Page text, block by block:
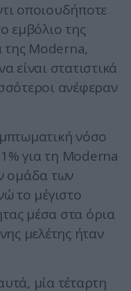
οποιουδήποτε
εμβόλιο της
της Moderna,
είναι στατιστικά
ανέφεραν
νόσο
για τη Moderna
ομάδα των
το μέγιστο
μέσα στα όρια
μελέτης ήταν
μία τέταρτη